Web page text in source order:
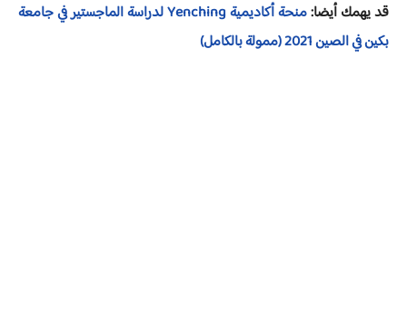
قد يهمك أيضا:
منحة أكاديمية Yenching لدراسة الماجستير في جامعة
بكين في الصين 2021 (ممولة بالكامل)